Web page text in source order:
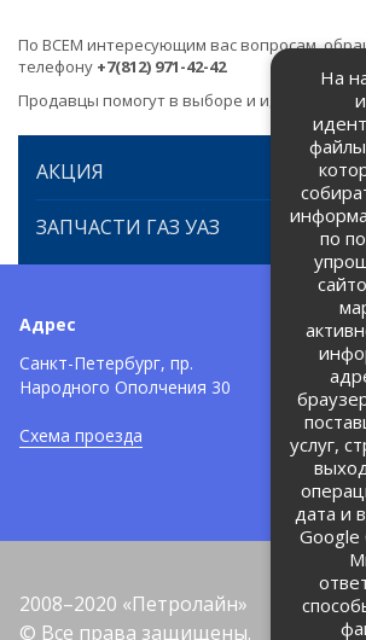
По ВСЕМ интересующим вас вопросам,
телефону +7(812) 971-42-42
Продавцы помогут в выборе и
АКЦИЯ
ЗАПЧАСТИ ГАЗ УАЗ
Адрес
Санкт-Петербург, пр.
Народного Ополчения 30
Схема проезда
+7
Политика
защите
2008–2020 «Петролайн»
© Все права защищены.
На
файлы
по
услуг,
дата и
Google